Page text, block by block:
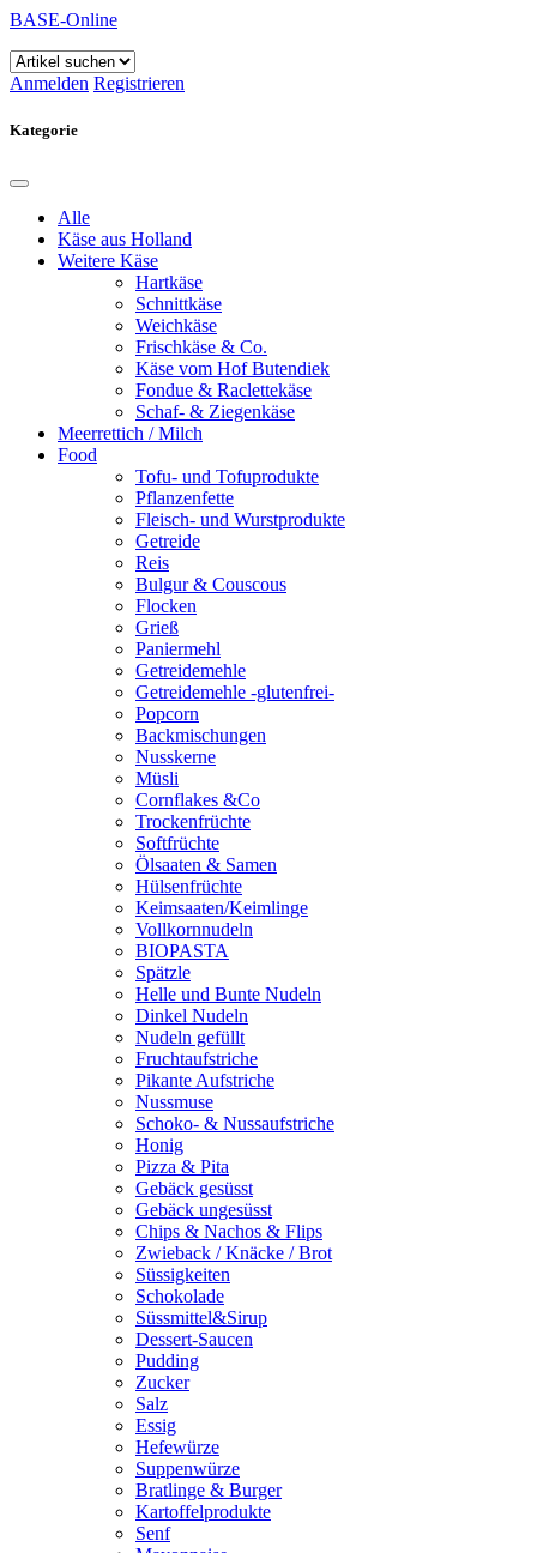
BASE-Online
Anmelden Registrieren
Kategorie
Alle
Käse aus Holland
Weitere Käse
Hartkäse
Schnittkäse
Weichkäse
Frischkäse & Co.
Käse vom Hof Butendiek
Fondue & Raclettekäse
Schaf- & Ziegenkäse
Meerrettich / Milch
Food
Tofu- und Tofuprodukte
Pflanzenfette
Fleisch- und Wurstprodukte
Getreide
Reis
Bulgur & Couscous
Flocken
Grieß
Paniermehl
Getreidemehle
Getreidemehle -glutenfrei-
Popcorn
Backmischungen
Nusskerne
Müsli
Cornflakes &Co
Trockenfrüchte
Softfrüchte
Ölsaaten & Samen
Hülsenfrüchte
Keimsaaten/Keimlinge
Vollkornnudeln
BIOPASTA
Spätzle
Helle und Bunte Nudeln
Dinkel Nudeln
Nudeln gefüllt
Fruchtaufstriche
Pikante Aufstriche
Nussmuse
Schoko- & Nussaufstriche
Honig
Pizza & Pita
Gebäck gesüsst
Gebäck ungesüsst
Chips & Nachos & Flips
Zwieback / Knäcke / Brot
Süssigkeiten
Schokolade
Süssmittel&Sirup
Dessert-Saucen
Pudding
Zucker
Salz
Essig
Hefewürze
Suppenwürze
Bratlinge & Burger
Kartoffelprodukte
Senf